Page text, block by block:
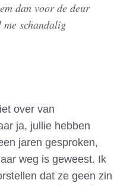
dan voor de deur
schandalig
over van
ja, jullie hebben
jaren gesproken,
weg is geweest. Ik
dat ze geen zin